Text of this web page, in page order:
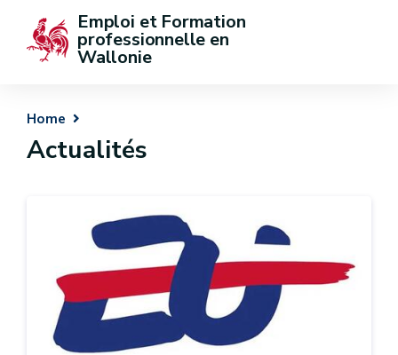
Emploi et Formation
professionnelle en
Wallonie
Home
Actualités